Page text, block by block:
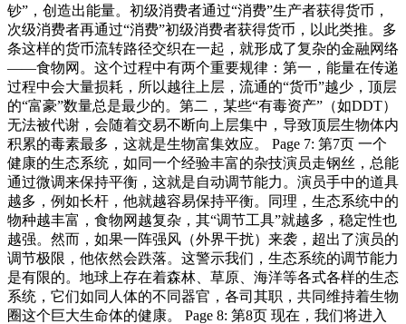
钞”，创造出能量。初级消费者通过“消费”生产者获得货币，
次级消费者再通过“消费”初级消费者获得货币，以此类推。多
条这样的货币流转路径交织在一起，就形成了复杂的金融网络
——食物网。这个过程中有两个重要规律：第一，能量在传递
过程中会大量损耗，所以越往上层，流通的“货币”越少，顶层
的“富豪”数量总是最少的。第二，某些“有毒资产”（如DDT）
无法被代谢，会随着交易不断向上层集中，导致顶层生物体内
积累的毒素最多，这就是生物富集效应。 Page 7: 第7页 一个
健康的生态系统，如同一个经验丰富的杂技演员走钢丝，总能
通过微调来保持平衡，这就是自动调节能力。演员手中的道具
越多，例如长杆，他就越容易保持平衡。同理，生态系统中的
物种越丰富，食物网越复杂，其“调节工具”就越多，稳定性也
越强。然而，如果一阵强风（外界干扰）来袭，超出了演员的
调节极限，他依然会跌落。这警示我们，生态系统的调节能力
是有限的。地球上存在着森林、草原、海洋等各式各样的生态
系统，它们如同人体的不同器官，各司其职，共同维持着生物
圈这个巨大生命体的健康。 Page 8: 第8页 现在，我们将进入